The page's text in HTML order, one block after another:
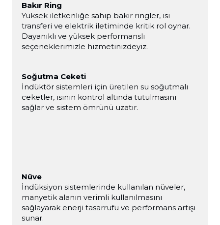
Bakır Ring
Yüksek iletkenliğe sahip bakır ringler, ısı
transferi ve elektrik iletiminde kritik rol oynar.
Dayanıklı ve yüksek performanslı
seçeneklerimizle hizmetinizdeyiz.
Soğutma Ceketi
İndüktör sistemleri için üretilen su soğutmalı
ceketler, ısının kontrol altında tutulmasını
sağlar ve sistem ömrünü uzatır.
Nüve
İndüksiyon sistemlerinde kullanılan nüveler,
manyetik alanın verimli kullanılmasını
sağlayarak enerji tasarrufu ve performans artışı
sunar.